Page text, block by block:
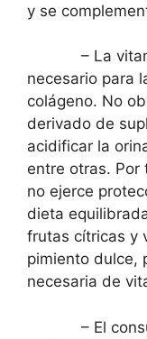
y se
– La
necesario para
colágeno. No
derivado de
acidificar la
entre otras. Por
no ejerce
dieta
frutas cítricas y
pimiento dulce,
necesaria de
– El